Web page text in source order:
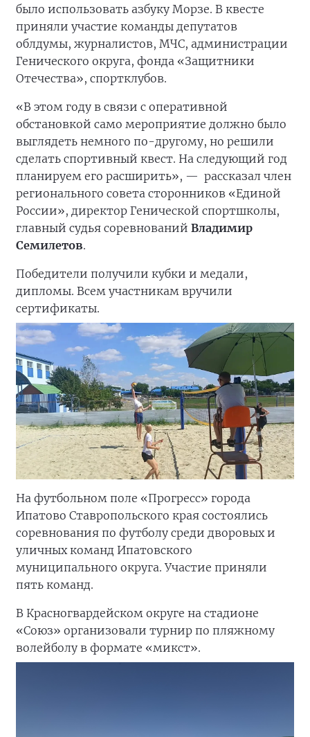
было использовать азбуку Морзе. В квесте
приняли участие команды депутатов
облдумы, журналистов, МЧС, администрации
Генического округа, фонда «Защитники
Отечества», спортклубов.
«В этом году в связи с оперативной
обстановкой само мероприятие должно было
выглядеть немного по-другому, но решили
сделать спортивный квест. На следующий год
планируем его расширить», — рассказал член
регионального совета сторонников «Единой
России», директор Генической спортшколы,
главный судья соревнований Владимир
Семилетов.
Победители получили кубки и медали,
дипломы. Всем участникам вручили
сертификаты.
На футбольном поле «Прогресс» города
Ипатово Ставропольского края состоялись
соревнования по футболу среди дворовых и
уличных команд Ипатовского
муниципального округа. Участие приняли
пять команд.
В Красногвардейском округе на стадионе
«Союз» организовали турнир по пляжному
волейболу в формате «микст».